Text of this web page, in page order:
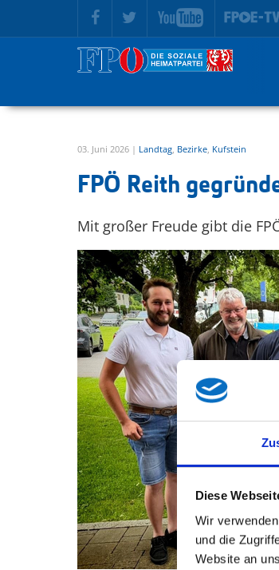
Diese
Wir
und die
Website an
zur Hauptnavigation springen
zum Inhalt springen
03. Juni 2026 | Landtag, Bezirke, Kufstein
FPÖ Reith
Mit großer Freude gibt die